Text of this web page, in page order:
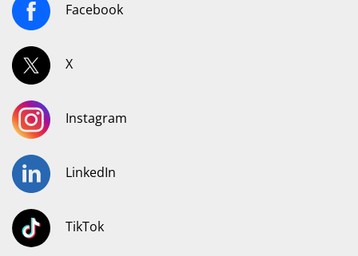
Facebook
X
Instagram
LinkedIn
TikTok